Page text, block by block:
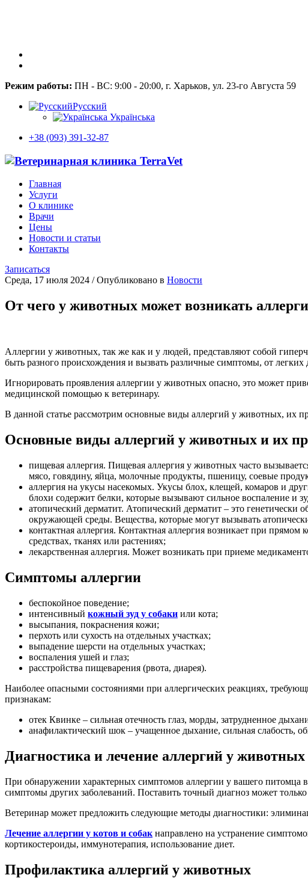
Режим работы: ПН - ВС: 9:00 - 20:00, г. Харьков, ул. 23-го Августа 59
Русский
Українська
+38 (093) 391-32-87
Главная
Услуги
О клинике
Врачи
Цены
Новости и статьи
Контакты
Записаться
Среда, 17 июля 2024 /Опубликовано в Новости
От чего у животных может возникать
Аллергии у животных, так же как и у людей, представляют собой
быть разного происхождения и вызвать различные симптомы, от легких
Игнорировать проявления аллергии у животных опасно, это может
медицинской помощью к ветеринару.
В данной статье рассмотрим основные виды аллергий у животных, их
Основные виды аллергий у животных и их
пищевая аллергия. Пищевая аллергия у животных часто
мясо, говядину, яйца, молочные продукты, пшеницу, соевые
аллергия на укусы насекомых. Укусы блох, клещей, комаров и
блохи содержит белки, которые вызывают сильное воспаление и
атопический дерматит. Атопический дерматит – это
окружающей среды. Вещества, которые могут вызывать
контактная аллергия. Контактная аллергия возникает при
средствах, тканях или растениях;
лекарственная аллергия. Может возникать при приеме
Симптомы аллергии
беспокойное поведение;
интенсивный кожный зуд у собаки или кота;
высыпания, покраснения кожи;
перхоть или сухость на отдельных участках;
выпадение шерсти на отдельных участках;
воспаления ушей и глаз;
расстройства пищеварения (рвота, диарея).
Наиболее опасными состояниями при аллергических реакциях,
признакам:
отек Квинке – сильная отечность глаз, морды, затрудненное
анафилактический шок – учащенное дыхание, сильная слабость,
Диагностика и лечение аллергий у животных
При обнаружении характерных симптомов аллергии у вашего питомца
симптомы других заболеваний. Поставить точный диагноз может только
Ветеринар может предложить следующие методы диагностики:
Лечение аллергии у котов и собак направлено на устранение
кортикостероиды, иммунотерапия, использование диет.
Профилактика аллергий у животных